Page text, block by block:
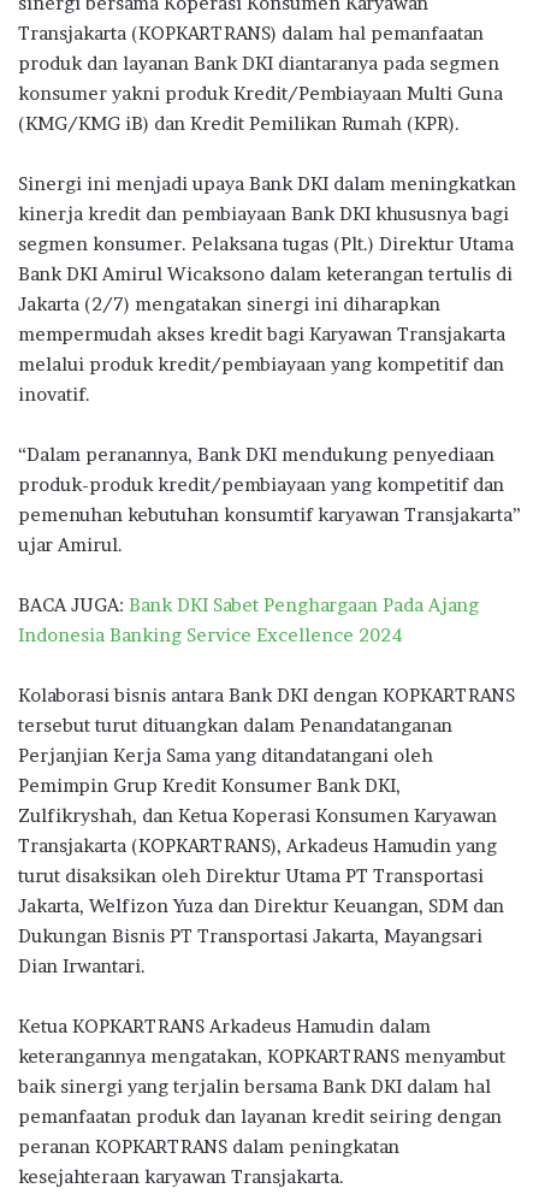
b
o
o
k
te
r
s
A
p
p
g
ra
m
e
Transjakarta (KOPKARTRANS) dalam hal pemanfaatan
produk dan layanan Bank DKI diantaranya pada segmen
konsumer yakni produk Kredit/Pembiayaan Multi Guna
(KMG/KMG iB) dan Kredit Pemilikan Rumah (KPR).
Sinergi ini menjadi upaya Bank DKI dalam meningkatkan
kinerja kredit dan pembiayaan Bank DKI khususnya bagi
segmen konsumer. Pelaksana tugas (Plt.) Direktur Utama
Bank DKI Amirul Wicaksono dalam keterangan tertulis di
Jakarta (2/7) mengatakan sinergi ini diharapkan
mempermudah akses kredit bagi Karyawan Transjakarta
melalui produk kredit/pembiayaan yang kompetitif dan
inovatif.
“Dalam peranannya, Bank DKI mendukung penyediaan
produk-produk kredit/pembiayaan yang kompetitif dan
pemenuhan kebutuhan konsumtif karyawan Transjakarta”
ujar Amirul.
BACA JUGA: Bank DKI Sabet Penghargaan Pada Ajang
Indonesia Banking Service Excellence 2024
Kolaborasi bisnis antara Bank DKI dengan KOPKARTRANS
tersebut turut dituangkan dalam Penandatanganan
Perjanjian Kerja Sama yang ditandatangani oleh
Pemimpin Grup Kredit Konsumer Bank DKI,
Zulfikryshah, dan Ketua Koperasi Konsumen Karyawan
Transjakarta (KOPKARTRANS), Arkadeus Hamudin yang
turut disaksikan oleh Direktur Utama PT Transportasi
Jakarta, Welfizon Yuza dan Direktur Keuangan, SDM dan
Dukungan Bisnis PT Transportasi Jakarta, Mayangsari
Dian Irwantari.
Ketua KOPKARTRANS Arkadeus Hamudin dalam
keterangannya mengatakan, KOPKARTRANS menyambut
baik sinergi yang terjalin bersama Bank DKI dalam hal
pemanfaatan produk dan layanan kredit seiring dengan
peranan KOPKARTRANS dalam peningkatan
kesejahteraan karyawan Transjakarta.